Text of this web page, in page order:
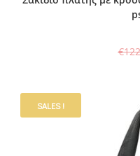
€
SALES !